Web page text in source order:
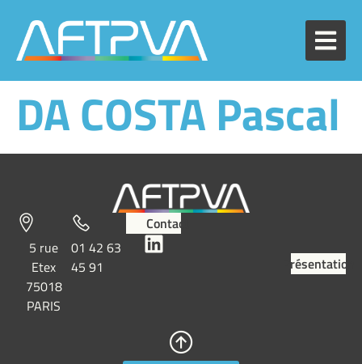
DA COSTA Pascal
5 rue
Etex
75018
PARIS
01 42 63
45 91
Contact
Présentation